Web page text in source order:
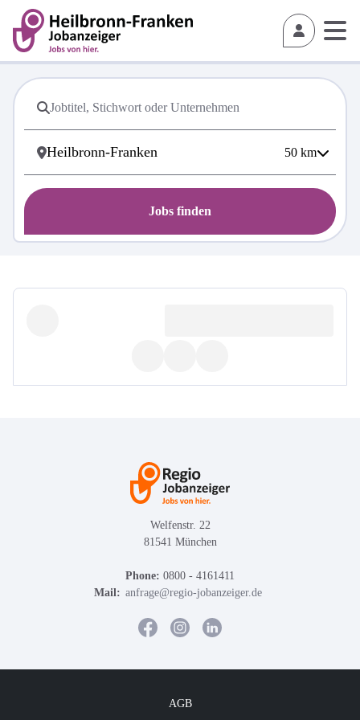
50 km
Jobs finden
Welfenstr. 22
81541 München
Phone: 0800 - 4161411
Mail: anfrage@regio-jobanzeiger.de
AGB